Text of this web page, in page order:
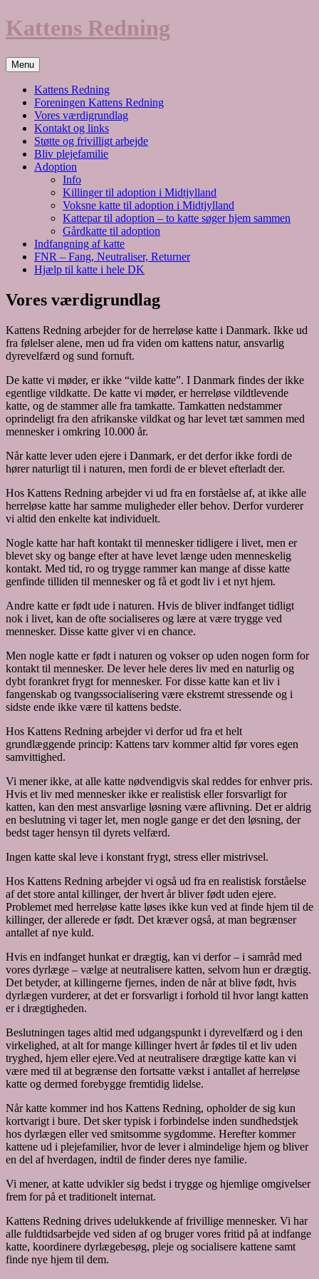
Hop
til
Kattens Redning
Menu
Kattens Redning
Foreningen Kattens Redning
Vores værdigrundlag
Kontakt og links
Støtte og frivilligt arbejde
Bliv plejefamilie
Adoption
Info
Killinger til adoption i Midtjylland
Voksne katte til adoption i Midtjylland
Kattepar til adoption – to katte søger hjem sammen
Gårdkatte til adoption
Indfangning af katte
FNR – Fang, Neutraliser, Returner
Hjælp til katte i hele DK
Vores værdigrundlag
Kattens Redning arbejder for de herreløse katte i Danmark. Ikke ud
fra følelser alene, men ud fra viden om kattens natur, ansvarlig
dyrevelfærd og sund fornuft.
De katte vi møder, er ikke “vilde katte”. I Danmark findes der ikke
egentlige vildkatte. De katte vi møder, er herreløse vildtlevende
katte, og de stammer alle fra tamkatte. Tamkatten nedstammer
oprindeligt fra den afrikanske vildkat og har levet tæt sammen med
mennesker i omkring 10.000 år.
Når katte lever uden ejere i Danmark, er det derfor ikke fordi de
hører naturligt til i naturen, men fordi de er blevet efterladt der.
Hos Kattens Redning arbejder vi ud fra en forståelse af, at ikke alle
herreløse katte har samme muligheder eller behov. Derfor vurderer
vi altid den enkelte kat individuelt.
Nogle katte har haft kontakt til mennesker tidligere i livet, men er
blevet sky og bange efter at have levet længe uden menneskelig
kontakt. Med tid, ro og trygge rammer kan mange af disse katte
genfinde tilliden til mennesker og få et godt liv i et nyt hjem.
Andre katte er født ude i naturen. Hvis de bliver indfanget tidligt
nok i livet, kan de ofte socialiseres og lære at være trygge ved
mennesker. Disse katte giver vi en chance.
Men nogle katte er født i naturen og vokser op uden nogen form for
kontakt til mennesker. De lever hele deres liv med en naturlig og
dybt forankret frygt for mennesker. For disse katte kan et liv i
fangenskab og tvangssocialisering være ekstremt stressende og i
sidste ende ikke være til kattens bedste.
Hos Kattens Redning arbejder vi derfor ud fra et helt
grundlæggende princip: Kattens tarv kommer altid før vores egen
samvittighed.
Vi mener ikke, at alle katte nødvendigvis skal reddes for enhver pris.
Hvis et liv med mennesker ikke er realistisk eller forsvarligt for
katten, kan den mest ansvarlige løsning være aflivning. Det er aldrig
en beslutning vi tager let, men nogle gange er det den løsning, der
bedst tager hensyn til dyrets velfærd.
Ingen katte skal leve i konstant frygt, stress eller mistrivsel.
Hos Kattens Redning arbejder vi også ud fra en realistisk forståelse
af det store antal killinger, der hvert år bliver født uden ejere.
Problemet med herreløse katte løses ikke kun ved at finde hjem til de
killinger, der allerede er født. Det kræver også, at man begrænser
antallet af nye kuld.
Hvis en indfanget hunkat er drægtig, kan vi derfor – i samråd med
vores dyrlæge – vælge at neutralisere katten, selvom hun er drægtig.
Det betyder, at killingerne fjernes, inden de når at blive født, hvis
dyrlægen vurderer, at det er forsvarligt i forhold til hvor langt katten
er i drægtigheden.
Beslutningen tages altid med udgangspunkt i dyrevelfærd og i den
virkelighed, at alt for mange killinger hvert år fødes til et liv uden
tryghed, hjem eller ejere.Ved at neutralisere drægtige katte kan vi
være med til at begrænse den fortsatte vækst i antallet af herreløse
katte og dermed forebygge fremtidig lidelse.
Når katte kommer ind hos Kattens Redning, opholder de sig kun
kortvarigt i bure. Det sker typisk i forbindelse inden sundhedstjek
hos dyrlægen eller ved smitsomme sygdomme. Herefter kommer
kattene ud i plejefamilier, hvor de lever i almindelige hjem og bliver
en del af hverdagen, indtil de finder deres nye familie.
Vi mener, at katte udvikler sig bedst i trygge og hjemlige omgivelser
frem for på et traditionelt internat.
Kattens Redning drives udelukkende af frivillige mennesker. Vi har
alle fuldtidsarbejde ved siden af og bruger vores fritid på at indfange
katte, koordinere dyrlægebesøg, pleje og socialisere kattene samt
finde nye hjem til dem.